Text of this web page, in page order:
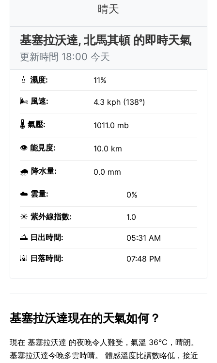
晴天
基塞拉沃達, 北馬其頓 的即時天氣
更新時間 18:00 今天
💧 濕度: 11%
🌬️ 風速: 4.3 kph (138°)
🌡️ 氣壓: 1011.0 mb
👁️ 能見度: 10.0 km
🌧️ 降水量: 0.0 mm
☁️ 雲量: 0%
☀️ 紫外線指數: 1.0
🌅 日出時間: 05:31 AM
🌇 日落時間: 07:48 PM
基塞拉沃達現在的天氣如何？
現在 基塞拉沃達 的夜晚令人難受，氣溫 36°C，晴朗。
基塞拉沃達今晚多雲時晴。 體感溫度比讀數略低，接近